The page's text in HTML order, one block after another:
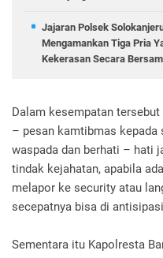
Jajaran Polsek
Mengamankan Tiga Pria
Kekerasan Secara
Dalam kesempatan
– pesan kamtibmas kepada
waspada dan berhati – hati
tindak kejahatan, apabila
melapor ke security atau
secepatnya bisa di
Sementara itu Kapolresta